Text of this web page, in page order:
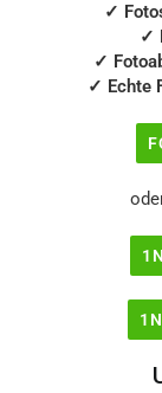
✓
✓
✓
✓ Echte